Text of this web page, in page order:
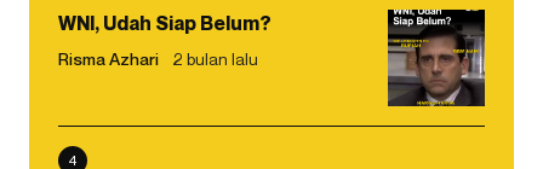
WNI, Udah Siap Belum?
Risma Azhari 2 bulan lalu
4